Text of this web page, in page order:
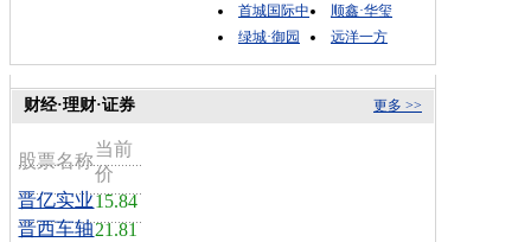
首城国际中
顺鑫·华玺
绿城·御园
远洋一方
更多 >>
财经·理财·证券
股票名称
当前
价
晋亿实业15.84
晋西车轴21.81